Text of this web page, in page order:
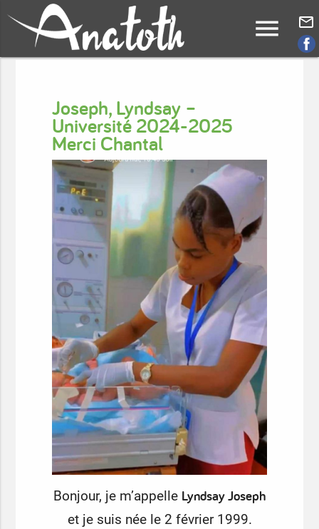
menu mail_outline
Joseph, Lyndsay –
Université 2024-2025
Merci Chantal
Bonjour, je m’appelle Lyndsay Joseph
et je suis née le 2 février 1999.